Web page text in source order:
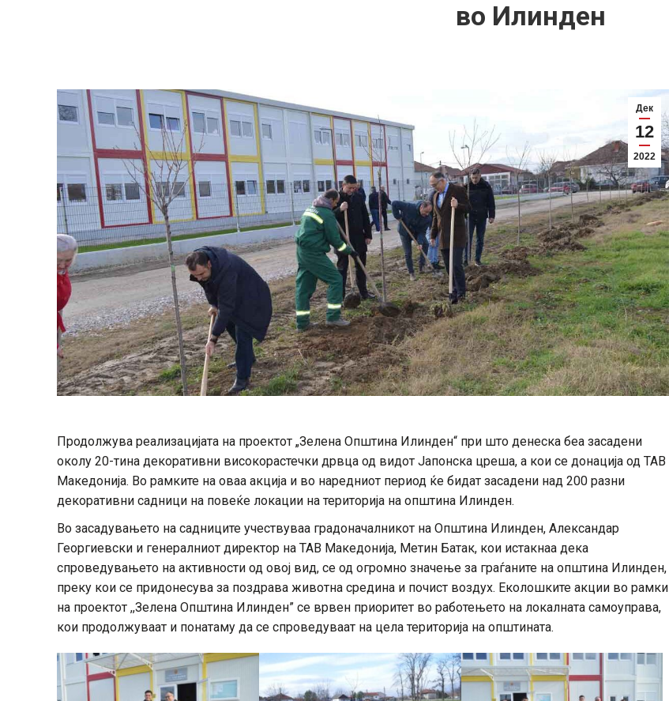
во Илинден
Дек
12
2022
Продолжува реализацијата на проектот „Зелена Општина Илинден“ при што денеска беа засадени
околу 20-тина декоративни високорастечки дрвца од видот Јапонска цреша, а кои се донација од ТАВ
Македонија. Во рамките на оваа акција и во наредниот период ќе бидат засадени над 200 разни
декоративни садници на повеќе локации на територија на општина Илинден.
Во засадувањето на садниците учествуваа градоначалникот на Општина Илинден, Александар
Георгиевски и генералниот директор на ТАВ Македонија, Метин Батак, кои истакнаа дека
спроведувањето на активности од овој вид, се од огромно значење за граѓаните на општина Илинден,
преку кои се придонесува за поздрава животна средина и почист воздух. Еколошките акции во рамки
на проектот ,,Зелена Општина Илинден” се врвен приоритет во работењето на локалната самоуправа,
кои продолжуваат и понатаму да се спроведуваат на цела територија на општината.